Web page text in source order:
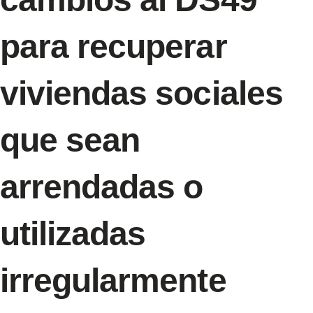
para recuperar
viviendas sociales
que sean
arrendadas o
utilizadas
irregularmente